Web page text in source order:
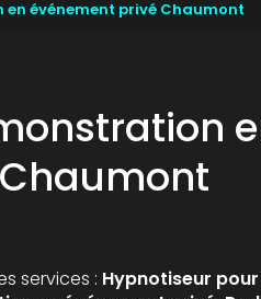
événement privé Chaumont
Chaumont
services : Hypnotiseur pour